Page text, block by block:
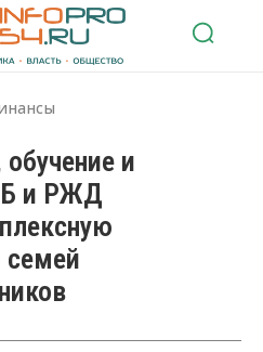
и
и РЖД
семей